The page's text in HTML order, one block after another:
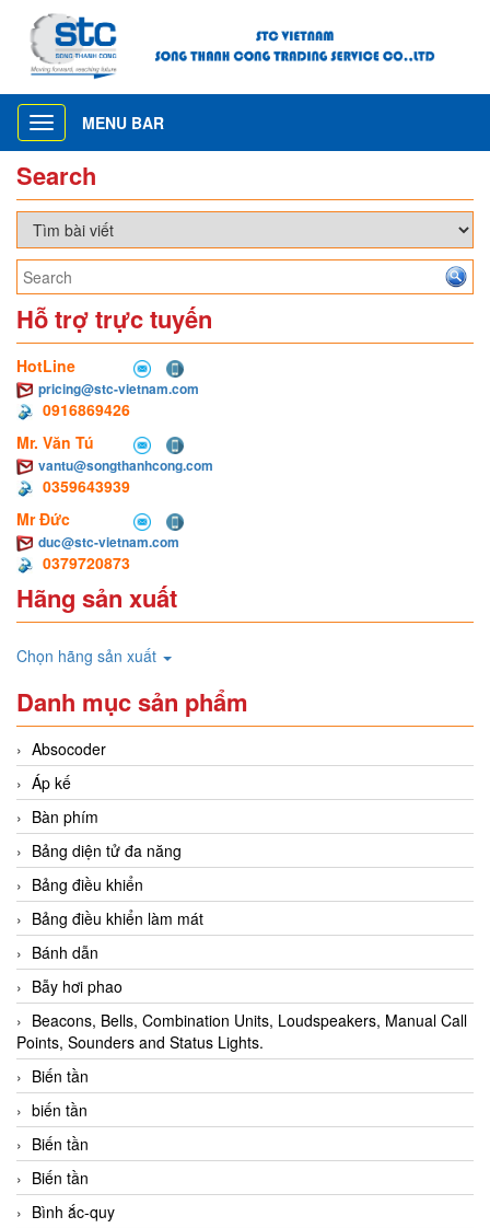
Toggle
navigation
MENU BAR
Search
Hỗ trợ trực tuyến
HotLine
pricing@stc-vietnam.com
0916869426
Mr. Văn Tú
vantu@songthanhcong.com
0359643939
Mr Đức
duc@stc-vietnam.com
0379720873
Hãng sản xuất
Chọn hãng sản xuất
Danh mục sản phẩm
Absocoder
Áp kế
Bàn phím
Bảng diện tử đa năng
Bảng điều khiển
Bảng điều khiển làm mát
Bánh dẫn
Bẫy hơi phao
Beacons, Bells, Combination Units, Loudspeakers, Manual Call
Points, Sounders and Status Lights.
Biến tần
biến tần
Biến tần
Biến tần
Bình ắc-quy